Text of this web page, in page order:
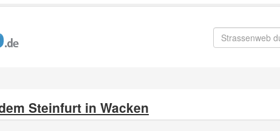
Steinfurt in Wacken